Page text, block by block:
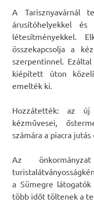
A Tarisznyavárnál
árusítóhelyekkel
létesítményekkel.
összekapcsolja a
szerpentinnel.
kiépített úton
emelték ki.
Hozzátették: az
kézművesei,
számára a piacra
Az
a Sümegre
több időt töltenek a